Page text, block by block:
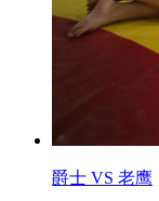
爵士 VS 老鹰